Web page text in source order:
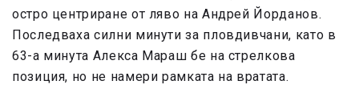
остро центриране от ляво на Андрей Йорданов.
Последваха силни минути за пловдивчани, като в
63-а минута Алекса Мараш бе на стрелкова
позиция, но не намери рамката на вратата.